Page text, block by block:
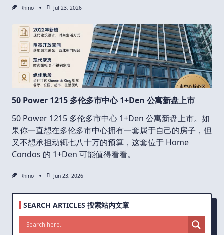
Rhino Jul 23, 2026
50 Power 1215 多伦多市中心 1+Den 公寓新盘上市
50 Power 1215 多伦多市中心 1+Den 公寓新盘上市。如
果你一直想在多伦多市中心拥有一套属于自己的房子，但
又不想承担动辄七八十万的预算，这套位于 Home
Condos 的 1+Den 可能值得看看。
Rhino Jun 23, 2026
SEARCH ARTICLES 搜索站内文章